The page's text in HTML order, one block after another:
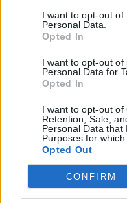
I want to opt-out of
Personal Data.
Opted In
I want to opt-out of
Personal Data for
Opted In
I want to opt-out of
Retention, Sale,
Personal Data that
Purposes for which
Opted Out
CONFIRM
gola sbaraglia
06/11/2011
28/08/2011
Ha sparato alla
con un colpo di